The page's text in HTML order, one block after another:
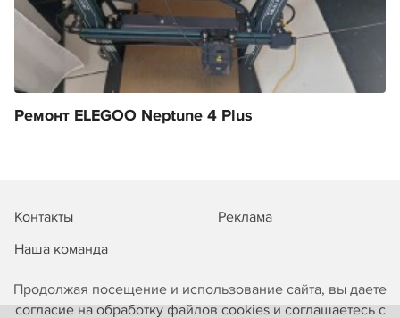
Продолжая посещение и использование сайта, вы даете
согласие на обработку файлов cookies и соглашаетесь с
Ремонт ELEGOO Neptune 4 Plus
Контакты
Реклама
Наша команда